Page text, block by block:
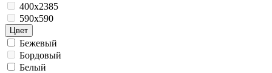
400x2385
590х590
Цвет
Бежевый
Бордовый
Белый